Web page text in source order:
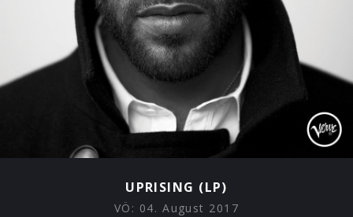
UPRISING (LP)
VÖ: 04. August 2017